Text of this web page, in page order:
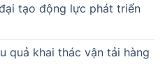
tạo động lực phát triển
quả khai thác vận tải hàng